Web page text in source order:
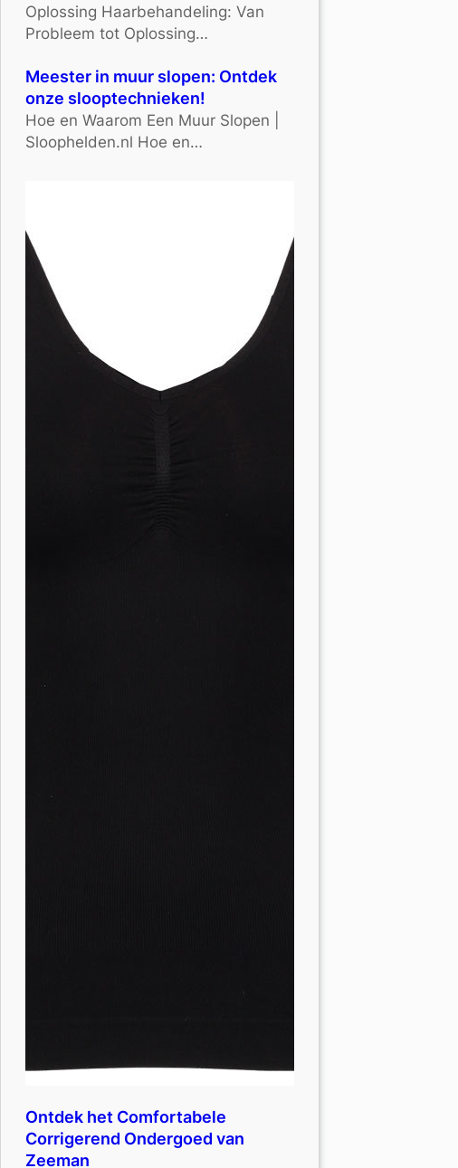
Oplossing Haarbehandeling: Van
Probleem tot Oplossing…
Meester in muur slopen: Ontdek
onze slooptechnieken!
Hoe en Waarom Een Muur Slopen |
Sloophelden.nl Hoe en…
Ontdek het Comfortabele
Corrigerend Ondergoed van
Zeeman